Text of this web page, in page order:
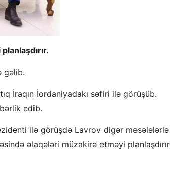
gəlib.
İraqın İordaniyadakı səfiri ilə görüşüb.
edib.
ilə görüşdə Lavrov digər məsələlərlə
əlaqələri müzakirə etməyi